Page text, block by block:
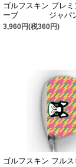
ゴルフスキン プレ
ーブ ジャパン
3,960円(税360円)
ゴルフスキン フル